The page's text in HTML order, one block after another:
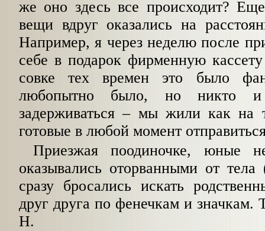
же оно здесь все происходит?
вещи вдруг оказались на
Например, я через неделю после
себе в подарок фирменную
совке тех времен это было
любопытно было, но никто
задерживаться – мы жили как на
готовые в любой момент
Приезжая поодиночке, юные
оказывались оторванными от
сразу бросaлись искать
друг друга по фенечкам и значкам.
Н.